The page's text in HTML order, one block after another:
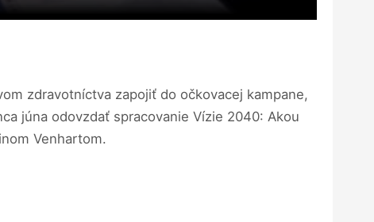
zdravotníctva zapojiť do očkovacej kampane,
júna odovzdať spracovanie Vízie 2040: Akou
Venhartom.